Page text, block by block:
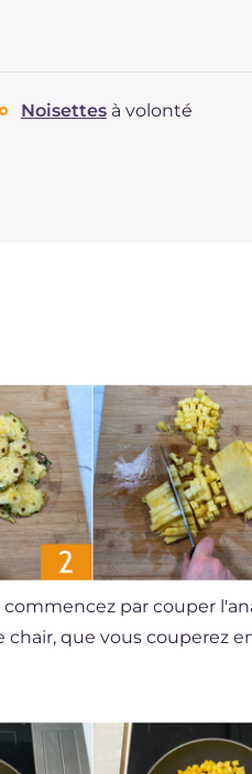
Noisettes à volonté
par couper
que vous couperez